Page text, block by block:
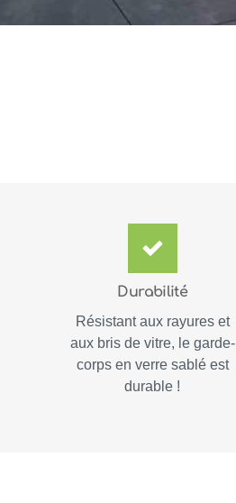
Durabilité
Résistant aux rayures et
aux bris de vitre, le garde-
corps en verre sablé est
durable !